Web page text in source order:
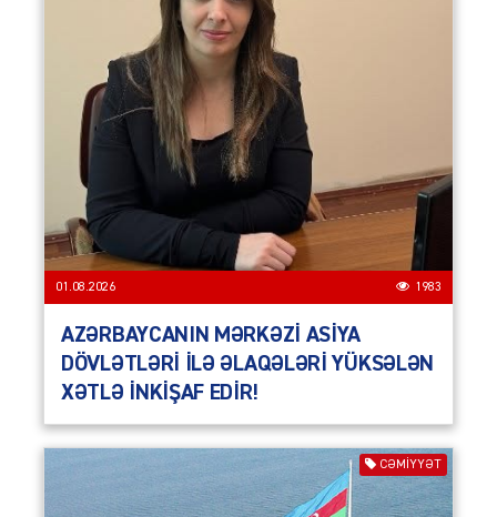
01.08.2026 1983
AZƏRBAYCANIN MƏRKƏZİ ASİYA
DÖVLƏTLƏRİ İLƏ ƏLAQƏLƏRİ YÜKSƏLƏN
XƏTLƏ İNKİŞAF EDİR!
CƏMIYYƏT